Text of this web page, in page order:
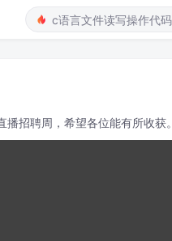
招聘周，希望各位能有所收获。